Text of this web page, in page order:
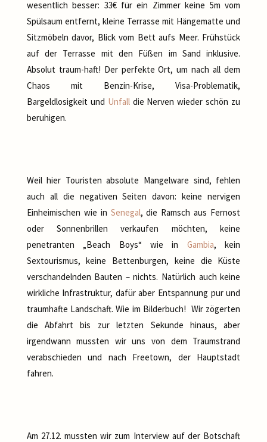
wesentlich besser: 33€ für ein Zimmer keine 5m vom
Spülsaum entfernt, kleine Terrasse mit Hängematte und
Sitzmöbeln davor, Blick vom Bett aufs Meer. Frühstück
auf der Terrasse mit den Füßen im Sand inklusive.
Absolut traum-haft! Der perfekte Ort, um nach all dem
Chaos mit Benzin-Krise, Visa-Problematik,
Bargeldlosigkeit und Unfalldie Nerven wieder schön zu
beruhigen.
Weil hier Touristen absolute Mangelware sind, fehlen
auch all die negativen Seiten davon: keine nervigen
Einheimischen wie in Senegal, die Ramsch aus Fernost
oder Sonnenbrillen verkaufen möchten, keine
penetranten „Beach Boys“ wie in Gambia, kein
Sextourismus, keine Bettenburgen, keine die Küste
verschandelnden Bauten – nichts. Natürlich auch keine
wirkliche Infrastruktur, dafür aber Entspannung pur und
traumhafte Landschaft. Wie im Bilderbuch! Wir zögerten
die Abfahrt bis zur letzten Sekunde hinaus, aber
irgendwann mussten wir uns von dem Traumstrand
verabschieden und nach Freetown, der Hauptstadt
fahren.
Am 27.12. mussten wir zum Interview auf der Botschaft